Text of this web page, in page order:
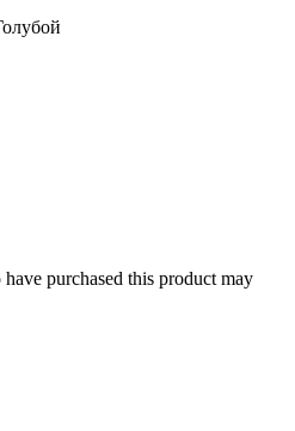
purchased this product may